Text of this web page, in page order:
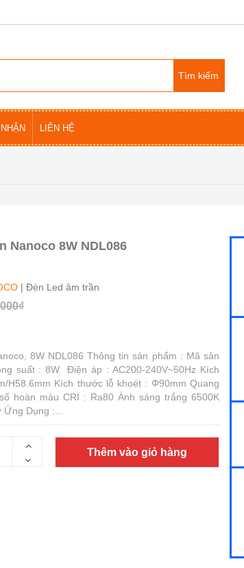
LIÊN HỆ
Nanoco 8W NDL086
| Đèn Led âm trần
8W NDL086 Thông tin sản phẩm : Mã sản
suất : 8W Điện áp : AC200-240V~50Hz Kích
H58.6mm Kích thước lỗ khoét : Φ90mm Quang
hoàn màu CRI : Ra80 Ánh sáng trắng 6500K
Dụng :...
Thêm vào giỏ hàng